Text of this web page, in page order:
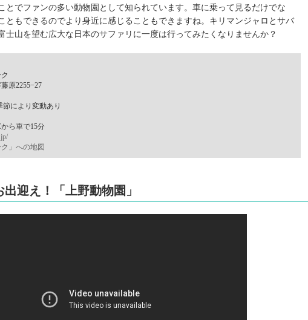
とでファンの多い動物園として知られています。車に乗って見るだけでな
ともできるのでより身近に感じることもできますね。キリマンジャロとサバ
士山を望む広大な日本のサファリに一度は行ってみたくなりませんか？
原2255−27
により変動あり
ら車で15分
ク」への地図
迎え！「上野動物園」